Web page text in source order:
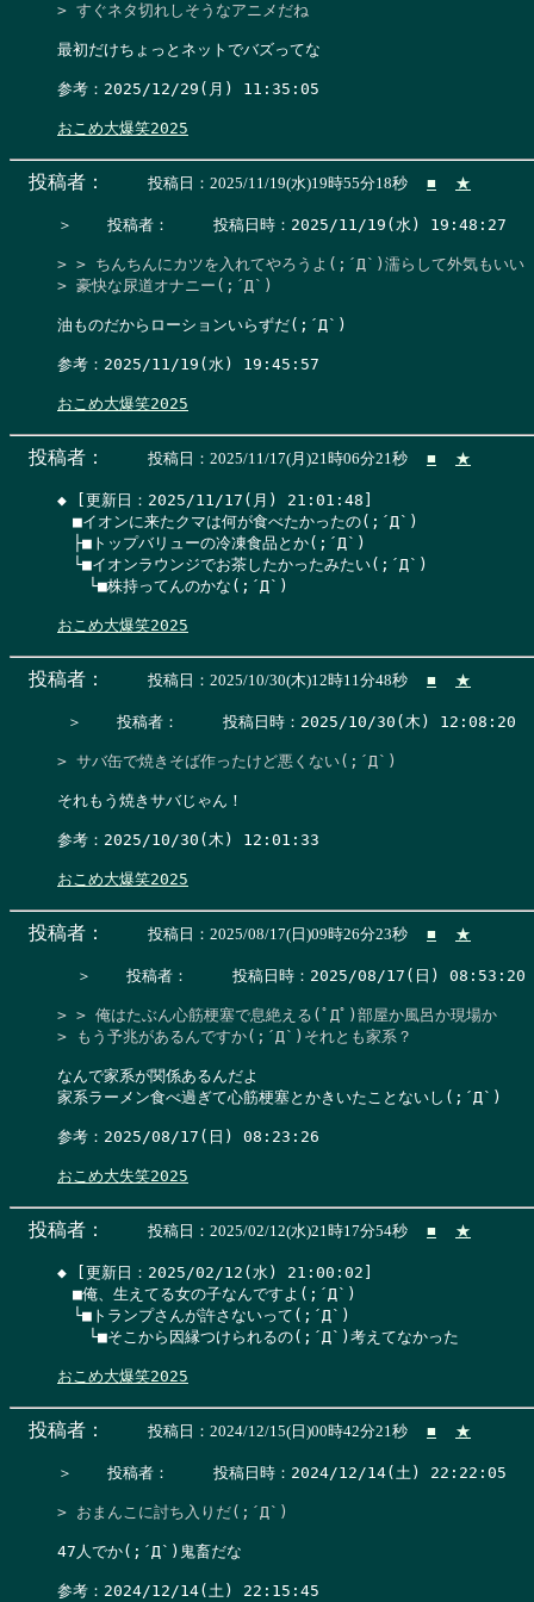
> すぐネタ切れしそうなアニメだね
最初だけちょっとネットでバズってな
参考：2025/12/29(月) 11:35:05
おこめ大爆笑2025
投稿者： 投稿日：2025/11/19(水)19時55分18秒 ■ ★
＞　  投稿者：　   投稿日時：2025/11/19(水)
> > ちんちんにカツを入れてやろうよ(;´Д`)濡らして外気もいい
> 豪快な尿道オナニー(;´Д`)
油ものだからローションいらずだ(;´Д`)
参考：2025/11/19(水) 19:45:57
おこめ大爆笑2025
投稿者： 投稿日：2025/11/17(月)21時06分21秒 ■ ★
◆ [更新日：2025/11/17(月) 21:01:48]
■イオンに来たクマは何が食べたかったの(;´Д`)
├■トップバリューの冷凍食品とか(;´Д`)
└■イオンラウンジでお茶したかったみたい(;´Д`)
└■株持ってんのかな(;´Д`)
おこめ大爆笑2025
投稿者： 投稿日：2025/10/30(木)12時11分48秒 ■ ★
＞　  投稿者：　   投稿日時：2025/10/30(木)
> サバ缶で焼きそば作ったけど悪くない(;´Д`)
それもう焼きサバじゃん！
参考：2025/10/30(木) 12:01:33
おこめ大爆笑2025
投稿者： 投稿日：2025/08/17(日)09時26分23秒 ■ ★
＞　  投稿者：　   投稿日時：2025/08/17(日)
> > 俺はたぶん心筋梗塞で息絶える(ﾟДﾟ)部屋か風呂か現場か
> もう予兆があるんですか(;´Д`)それとも家系？
なんで家系が関係あるんだよ
家系ラーメン食べ過ぎて心筋梗塞とかきいたことないし(;´Д`)
参考：2025/08/17(日) 08:23:26
おこめ大失笑2025
投稿者： 投稿日：2025/02/12(水)21時17分54秒 ■ ★
◆ [更新日：2025/02/12(水) 21:00:02]
■俺、生えてる女の子なんですよ(;´Д`)
└■トランプさんが許さないって(;´Д`)
└■そこから因縁つけられるの(;´Д`)考えてなかった
おこめ大爆笑2025
投稿者： 投稿日：2024/12/15(日)00時42分21秒 ■ ★
＞　  投稿者：　   投稿日時：2024/12/14(土)
> おまんこに討ち入りだ(;´Д`)
47人でか(;´Д`)鬼畜だな
参考：2024/12/14(土) 22:15:45